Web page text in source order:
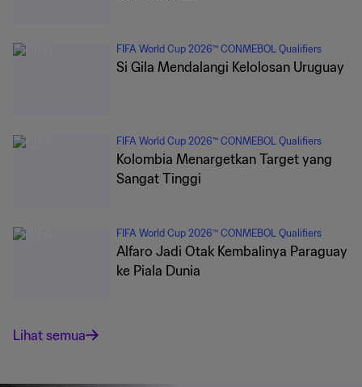
FIFA World Cup 2026™ CONMEBOL Qualifiers
Si Gila Mendalangi Kelolosan Uruguay
FIFA World Cup 2026™ CONMEBOL Qualifiers
Kolombia Menargetkan Target yang
Sangat Tinggi
FIFA World Cup 2026™ CONMEBOL Qualifiers
Alfaro Jadi Otak Kembalinya Paraguay
ke Piala Dunia
Lihat semua